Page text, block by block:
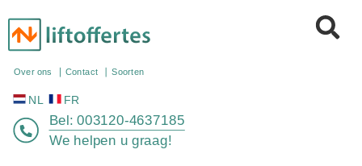
Over ons
NL FR
Bel: 003120-4637185
We helpen u graag!